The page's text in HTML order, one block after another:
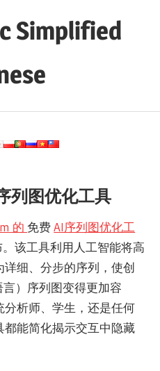
Simplified
列图优化工具
的免费AI序列图优化工
。该工具利用人工智能将高
细、分步的序列，使创
）序列图变得更加容
析师、学生，还是任何
能简化揭示交互中隐藏